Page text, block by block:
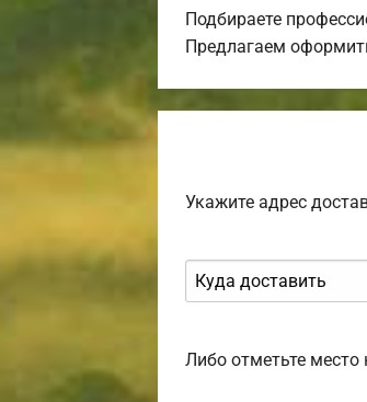
Подбираете
Предлагаем
Укажите адрес
Либо отметьте место